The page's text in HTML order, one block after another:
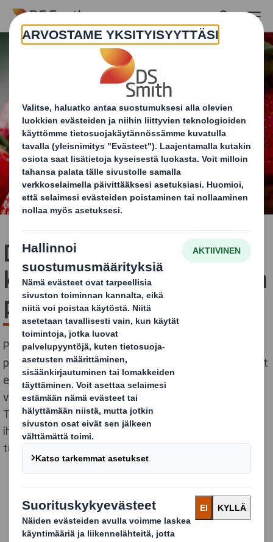
Skip to main content
DS Smith kertoo
kiertotalouden mukaisista
pakkauksista Lepaalla
Perinteinen Lepaan puutarha-alan tapahtuma on
paikka, jossa DS Smith on kohdannut kävijöitä ja voinut
esitellä upeita aaltopahvisia pakkauksia niin marja-,
vihannes-, juures-, hedelmä- kuin puutarha-alalle.
Tämä vuosi ei ole poikkeus, eikä e-Lepaakaan ole enää
ihan uutta, mutta nyt esitteleminen tapahtuu
turvallisesti verkossa.